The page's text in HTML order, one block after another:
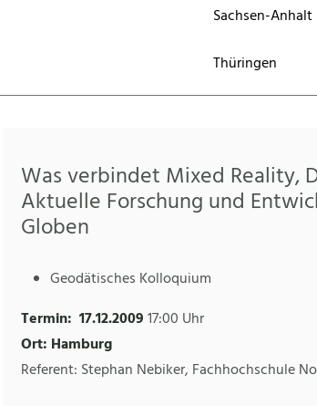
Sachsen-Anhalt
Thüringen
Was verbindet Mixed Reality,
Aktuelle Forschung und
Globen
Geodätisches Kolloquium
Termin: 17.12.200917:00 Uhr
Ort: Hamburg
Referent: Stephan Nebiker, Fachhochschule